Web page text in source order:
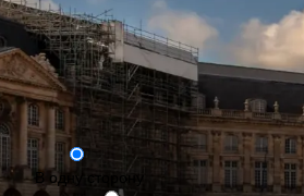
В одну сторону